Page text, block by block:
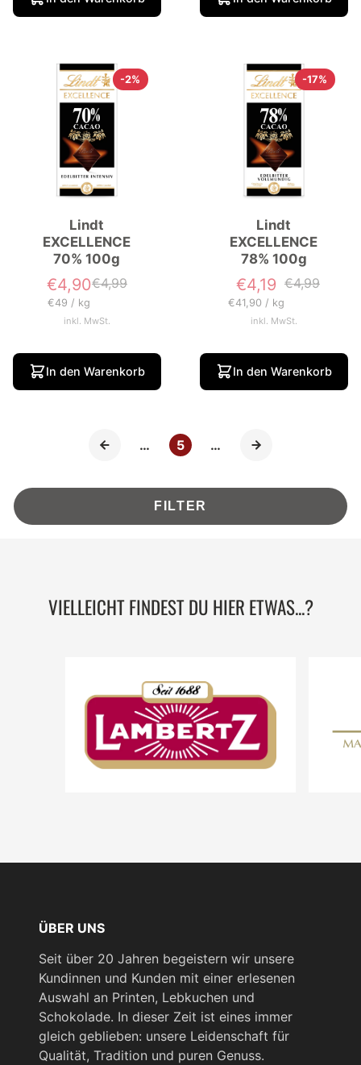
-2%
Lindt
EXCELLENCE
70% 100g
Verkaufspreis
€4,90
Grundpreis
€49 / pro
kg
Normaler
€4,99
inkl. MwSt.
In den Warenkorb
-17%
Lindt
EXCELLENCE
78% 100g
Verkaufspreis
€4,19
Grundpreis
€41,90 / pro
kg
Normaler
Preis
€4,99
inkl. MwSt.
In den Warenkorb
… 5 …
FILTER
VIELLEICHT FINDEST DU HIER ETWAS...?
ÜBER UNS
Seit über 20 Jahren begeistern wir unsere
Kundinnen und Kunden mit einer erlesenen
Auswahl an Printen, Lebkuchen und
Schokolade. In dieser Zeit ist eines immer
gleich geblieben: unsere Leidenschaft für
Qualität, Tradition und puren Genuss.